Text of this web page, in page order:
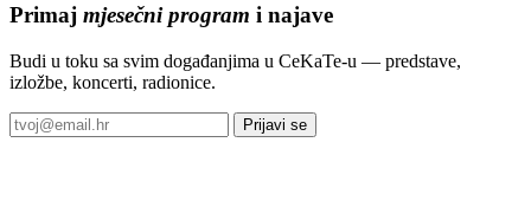
Primaj mjesečni program i najave
Budi u toku sa svim događanjima u CeKaTe-u — predstave,
izložbe, koncerti, radionice.
Prijavi se